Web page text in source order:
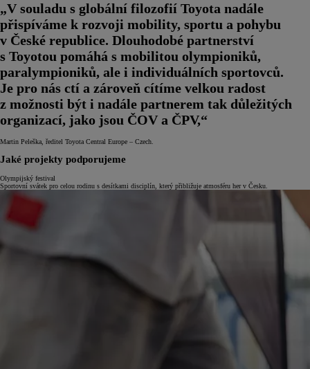
„V souladu s globální filozofií Toyota nadále
přispíváme k rozvoji mobility, sportu a pohybu
v České republice. Dlouhodobé partnerství
s Toyotou pomáhá s mobilitou olympioniků,
paralympioniků, ale i individuálních sportovců.
Je pro nás ctí a zároveň cítíme velkou radost
z možnosti být i nadále partnerem tak důležitých
organizací, jako jsou ČOV a ČPV,“
Martin Peleška, ředitel Toyota Central Europe – Czech.
Jaké projekty podporujeme
Olympijský festival
Sportovní svátek pro celou rodinu s desítkami disciplín, který přibližuje atmosféru her v Česku.